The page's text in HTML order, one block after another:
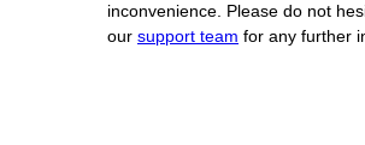
inconvenience. Please do not
our support team for any further